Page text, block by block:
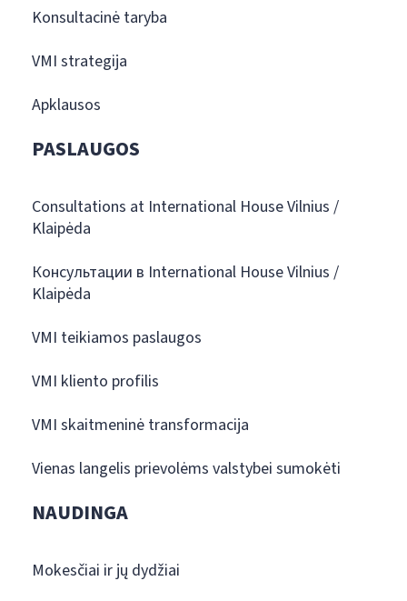
Konsultacinė taryba
VMI strategija
Apklausos
PASLAUGOS
Consultations at International House Vilnius /
Klaipėda
Консультации в International House Vilnius /
Klaipėda
VMI teikiamos paslaugos
VMI kliento profilis
VMI skaitmeninė transformacija
Vienas langelis prievolėms valstybei sumokėti
NAUDINGA
Mokesčiai ir jų dydžiai